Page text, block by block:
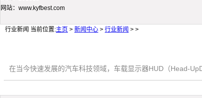
网站：www.kyfbest.com
行业新闻 当前位置:主页 > 新闻中心 > 行业新闻 > >
在当今快速发展的汽车科技领域，车载显示器HUD（Head-